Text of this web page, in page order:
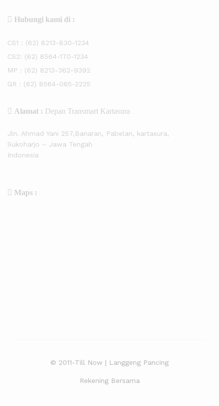
Hubungi kami di :
CS1 : (62) 8213-830-1234
CS2: (62) 8564-170-1234
MP : (62) 8213-362-9392
GR : (62) 8564-065-2225
Alamat : Depan Transmart Kartasura
Jln. Ahmad Yani 257,Banaran, Pabelan, kartasura,
Sukoharjo – Jawa Tengah
Indonesia
Maps :
© 2011-Till Now | Langgeng Pancing
Rekening Bersama